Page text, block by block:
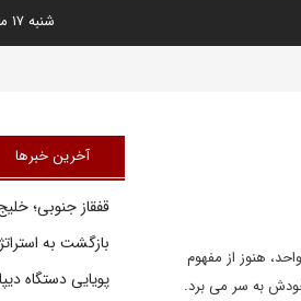
شنبه ۱۷ مرداد ۱۴۰۵
هنوز از مفهوم
به سر می برد.
آخرین خبرها
قفقاز جنوبی؛
بازگشت به
پویایی دستگاه